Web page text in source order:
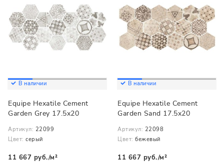
В наличии
Equipe Hexatile Cement
Garden Grey 17.5x20
Артикул: 22099
Цвет: серый
11 667 руб./м²
В наличии
Equipe Hexatile Cement
Garden Sand 17.5x20
Артикул: 22098
Цвет: бежевый
11 667 руб./м²